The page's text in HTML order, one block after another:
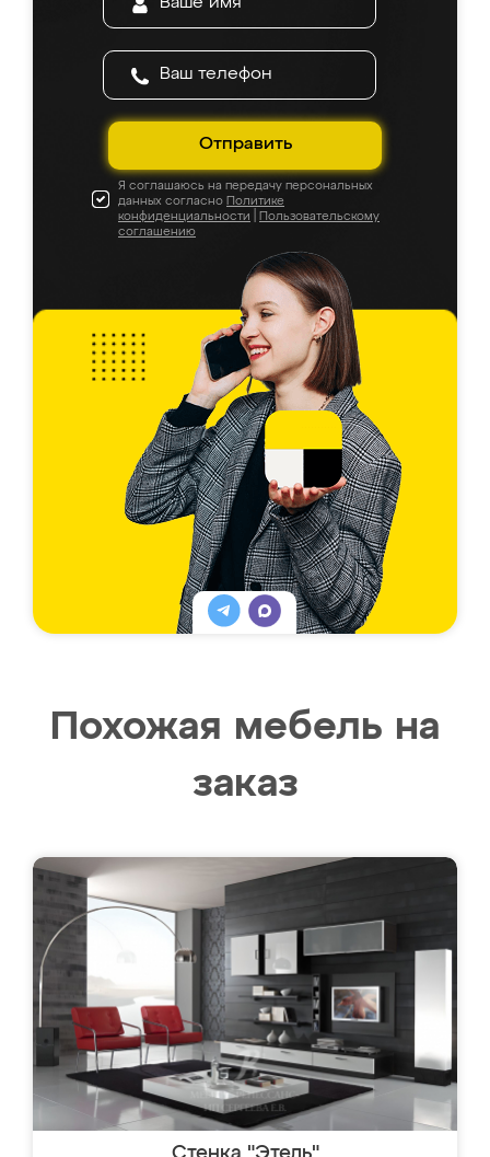
Отправить
Я соглашаюсь на передачу персональных
данных согласно Политике
конфиденциальности
Пользовательскому
соглашению
Похожая мебель на
заказ